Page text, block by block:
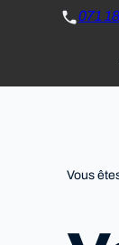
071
Vous
Panneau de